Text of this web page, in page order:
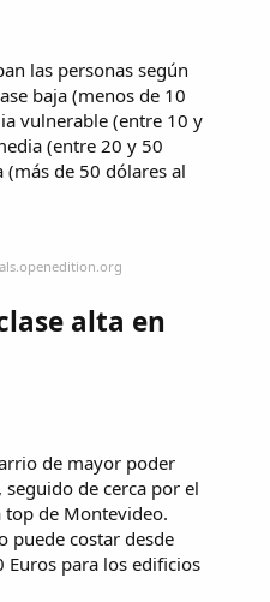
las personas según
baja (menos de 10
vulnerable (entre 10 y
(entre 20 y 50
(más de 50 dólares al
alta en
de mayor poder
de cerca por el
top de Montevideo.
puede costar desde
Euros para los edificios